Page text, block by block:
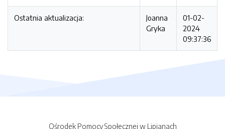
Ostatnia aktualizacja:
Joanna
Gryka
01-02-
2024
09:37:36
Ośrodek Pomocy Społecznej w Lipianach